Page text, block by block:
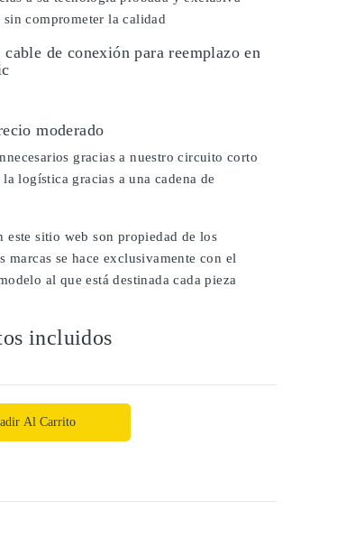
comprometer la calidad
de conexión para reemplazo en
moderado
gracias a nuestro circuito corto
logística gracias a una cadena de
este sitio web son propiedad de los
marcas se hace exclusivamente con el
al que está destinada cada pieza
incluidos
Al Carrito